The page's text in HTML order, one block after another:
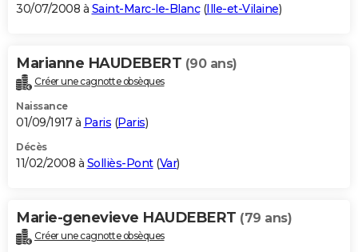
30/07/2008 à Saint-Marc-le-Blanc(Ille-et-Vilaine)
Marianne HAUDEBERT (90 ans)
Créer une cagnotte obsèques
Naissance
01/09/1917 à Paris (Paris)
Décès
11/02/2008 à Solliès-Pont(Var)
Marie-genevieve HAUDEBERT (79 ans)
Créer une cagnotte obsèques